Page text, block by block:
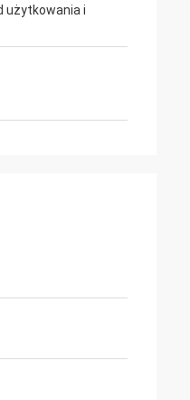
użytkowania i